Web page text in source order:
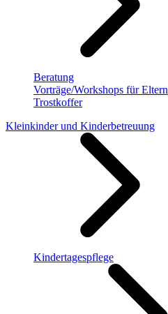
Beratung
Vorträge/Workshops für Eltern
Trostkoffer
Kleinkinder und Kinderbetreuung
Kindertagespflege